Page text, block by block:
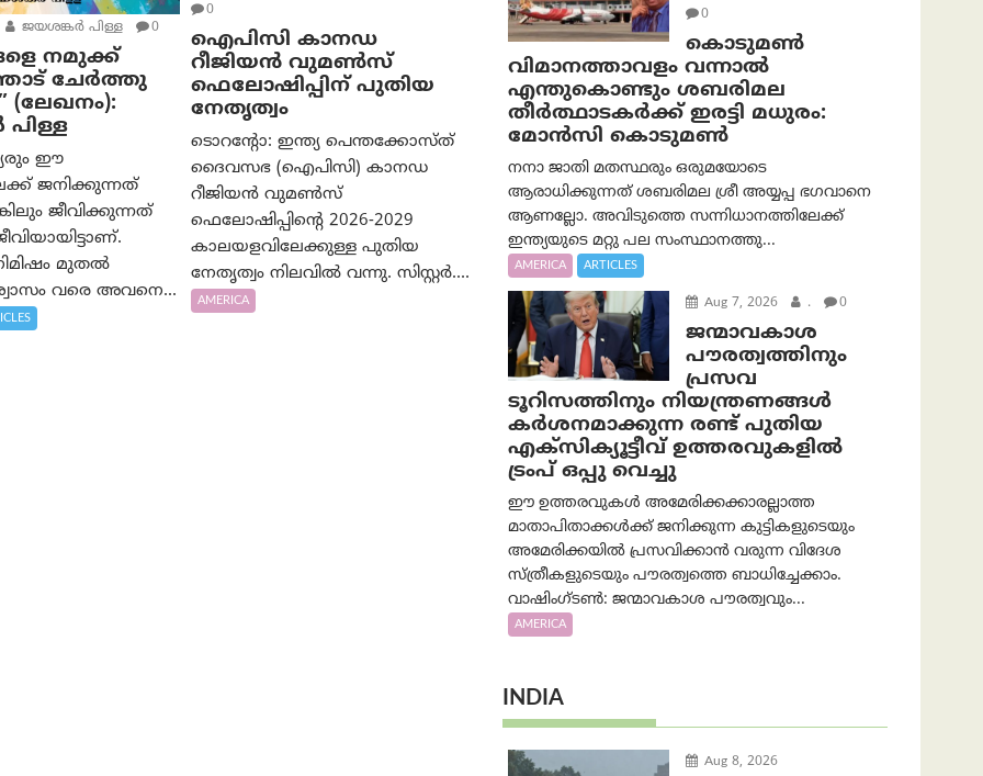
ജയശങ്കര്‍ പിള്ള 0
നമുക്ക്
ചേർത്തു
(ലേഖനം):
ഈ
ജനിക്കുന്നത്
ജീവിക്കുന്നത്
മുതൽ
വരെ അവനെ...
0
ഐപിസി കാനഡ
റീജിയൻ വുമൺസ്
ഫെലോഷിപ്പിന് പുതിയ
നേതൃത്വം
ടൊറന്റോ: ഇന്ത്യ പെന്തക്കോസ്ത്
ദൈവസഭ (ഐപിസി) കാനഡ
റീജിയൻ വുമൺസ്
ഫെലോഷിപ്പിന്റെ 2026-2029
കാലയളവിലേക്കുള്ള പുതിയ
നേതൃത്വം നിലവിൽ വന്നു. സിസ്റ്റർ....
AMERICA
0
കൊടുമൺ
വിമാനത്താവളം വന്നാൽ
എന്തുകൊണ്ടും ശബരിമല
തീർത്ഥാടകർക്ക് ഇരട്ടി മധുരം:
മോൻസി കൊടുമൺ
നനാ ജാതി മതസ്ഥരും ഒരുമയോടെ
ആരാധിക്കുന്നത് ശബരിമല ശ്രീ അയ്യപ്പ ഭഗവാനെ
ആണല്ലോ. അവിടുത്തെ സന്നിധാനത്തിലേക്ക്
ഇന്ത്യയുടെ മറ്റു പല സംസ്ഥാനത്തു...
AMERICA ARTICLES
Aug 7, 2026 . 0
ജന്മാവകാശ
പൗരത്വത്തിനും
പ്രസവ
ടൂറിസത്തിനും നിയന്ത്രണങ്ങൾ
കർശനമാക്കുന്ന രണ്ട് പുതിയ
എക്സിക്യൂട്ടീവ് ഉത്തരവുകളിൽ
ട്രംപ് ഒപ്പു വെച്ചു
ഈ ഉത്തരവുകൾ അമേരിക്കക്കാരല്ലാത്ത
മാതാപിതാക്കൾക്ക് ജനിക്കുന്ന കുട്ടികളുടെയും
അമേരിക്കയിൽ പ്രസവിക്കാൻ വരുന്ന വിദേശ
സ്ത്രീകളുടെയും പൗരത്വത്തെ ബാധിച്ചേക്കാം.
വാഷിംഗ്ടണ്‍: ജന്മാവകാശ പൗരത്വവും...
AMERICA
INDIA
Aug 8, 2026